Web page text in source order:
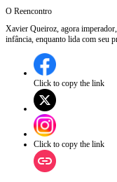
O Reencontro
Xavier Queiroz, agora
infância, enquanto lida com seu
acontecerá quando Xavier
Click to copy the link
Click to copy the link